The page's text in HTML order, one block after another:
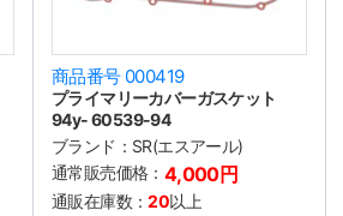
商品番号 000419
プライマリーカバーガスケット
94y- 60539-94
ブランド： SR(エスアール)
通常販売価格： 4,000円
通販在庫数：20以上